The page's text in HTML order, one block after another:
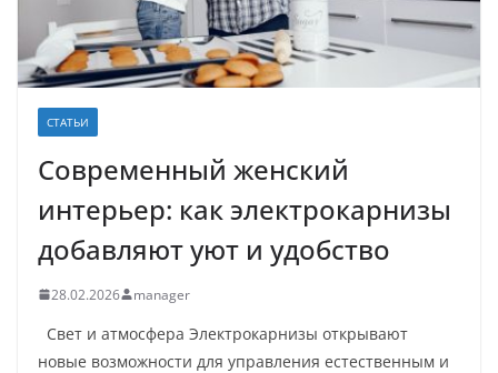
СТАТЬИ
Современный женский
интерьер: как электрокарнизы
добавляют уют и удобство
28.02.2026 manager
Свет и атмосфера Электрокарнизы открывают
новые возможности для управления естественным и